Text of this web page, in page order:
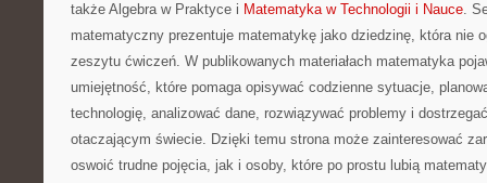
także Algebra w Praktyce i Matematyka w Technologii i Nauce.
matematyczny prezentuje matematykę jako dziedzinę, która nie
zeszytu ćwiczeń. W publikowanych materiałach matematyka
umiejętność, które pomaga opisywać codzienne sytuacje,
technologię, analizować dane, rozwiązywać problemy i
otaczającym świecie. Dzięki temu strona może zainteresować
oswoić trudne pojęcia, jak i osoby, które po prostu lubią